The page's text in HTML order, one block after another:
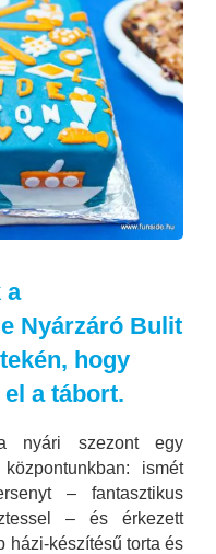
a
Nyárzáró Bulit
hogy
a tábort.
nyári szezont egy
ismét
– fantasztikus
– és érkezett
házi-készítésű torta és